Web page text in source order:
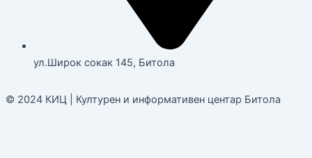
ул.Широк сокак 145, Битола
© 2024 КИЦ | Културен и информативен центар Битола